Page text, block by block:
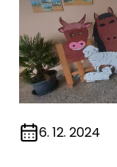
6. 12. 2024